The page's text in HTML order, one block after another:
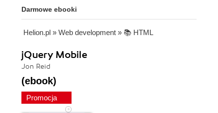
Darmowe ebooki
Helion.pl » Web development » 📚 HTML
jQuery Mobile
Jon Reid
(ebook)
Promocja